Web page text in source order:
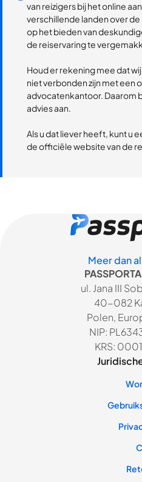
van reizigers bij het online
verschillende landen over
op het bieden van
de reiservaring te
Houd er rekening mee dat
niet verbonden zijn met een
advocatenkantoor. Daarom
advies aan.
Als u dat liever heeft, kunt u
de officiële website van de
Meer dan
ul. Jana III
40-082
Polen,
NIP:
KRS: